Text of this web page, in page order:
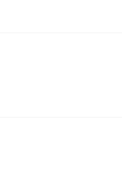
ガー付き 高反発クッ